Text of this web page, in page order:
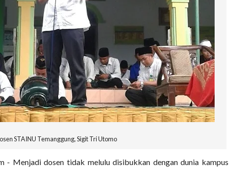
STAINU Temanggung, Sigit Tri Utomo
- Menjadi dosen tidak melulu disibukkan dengan dunia kampus